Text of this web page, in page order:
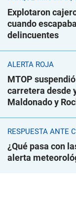
Explotaron
cuando
delincuentes
ALERTA ROJA
MTOP
carretera desde
Maldonado y
RESPUESTA ANTE
¿Qué pasa con
alerta